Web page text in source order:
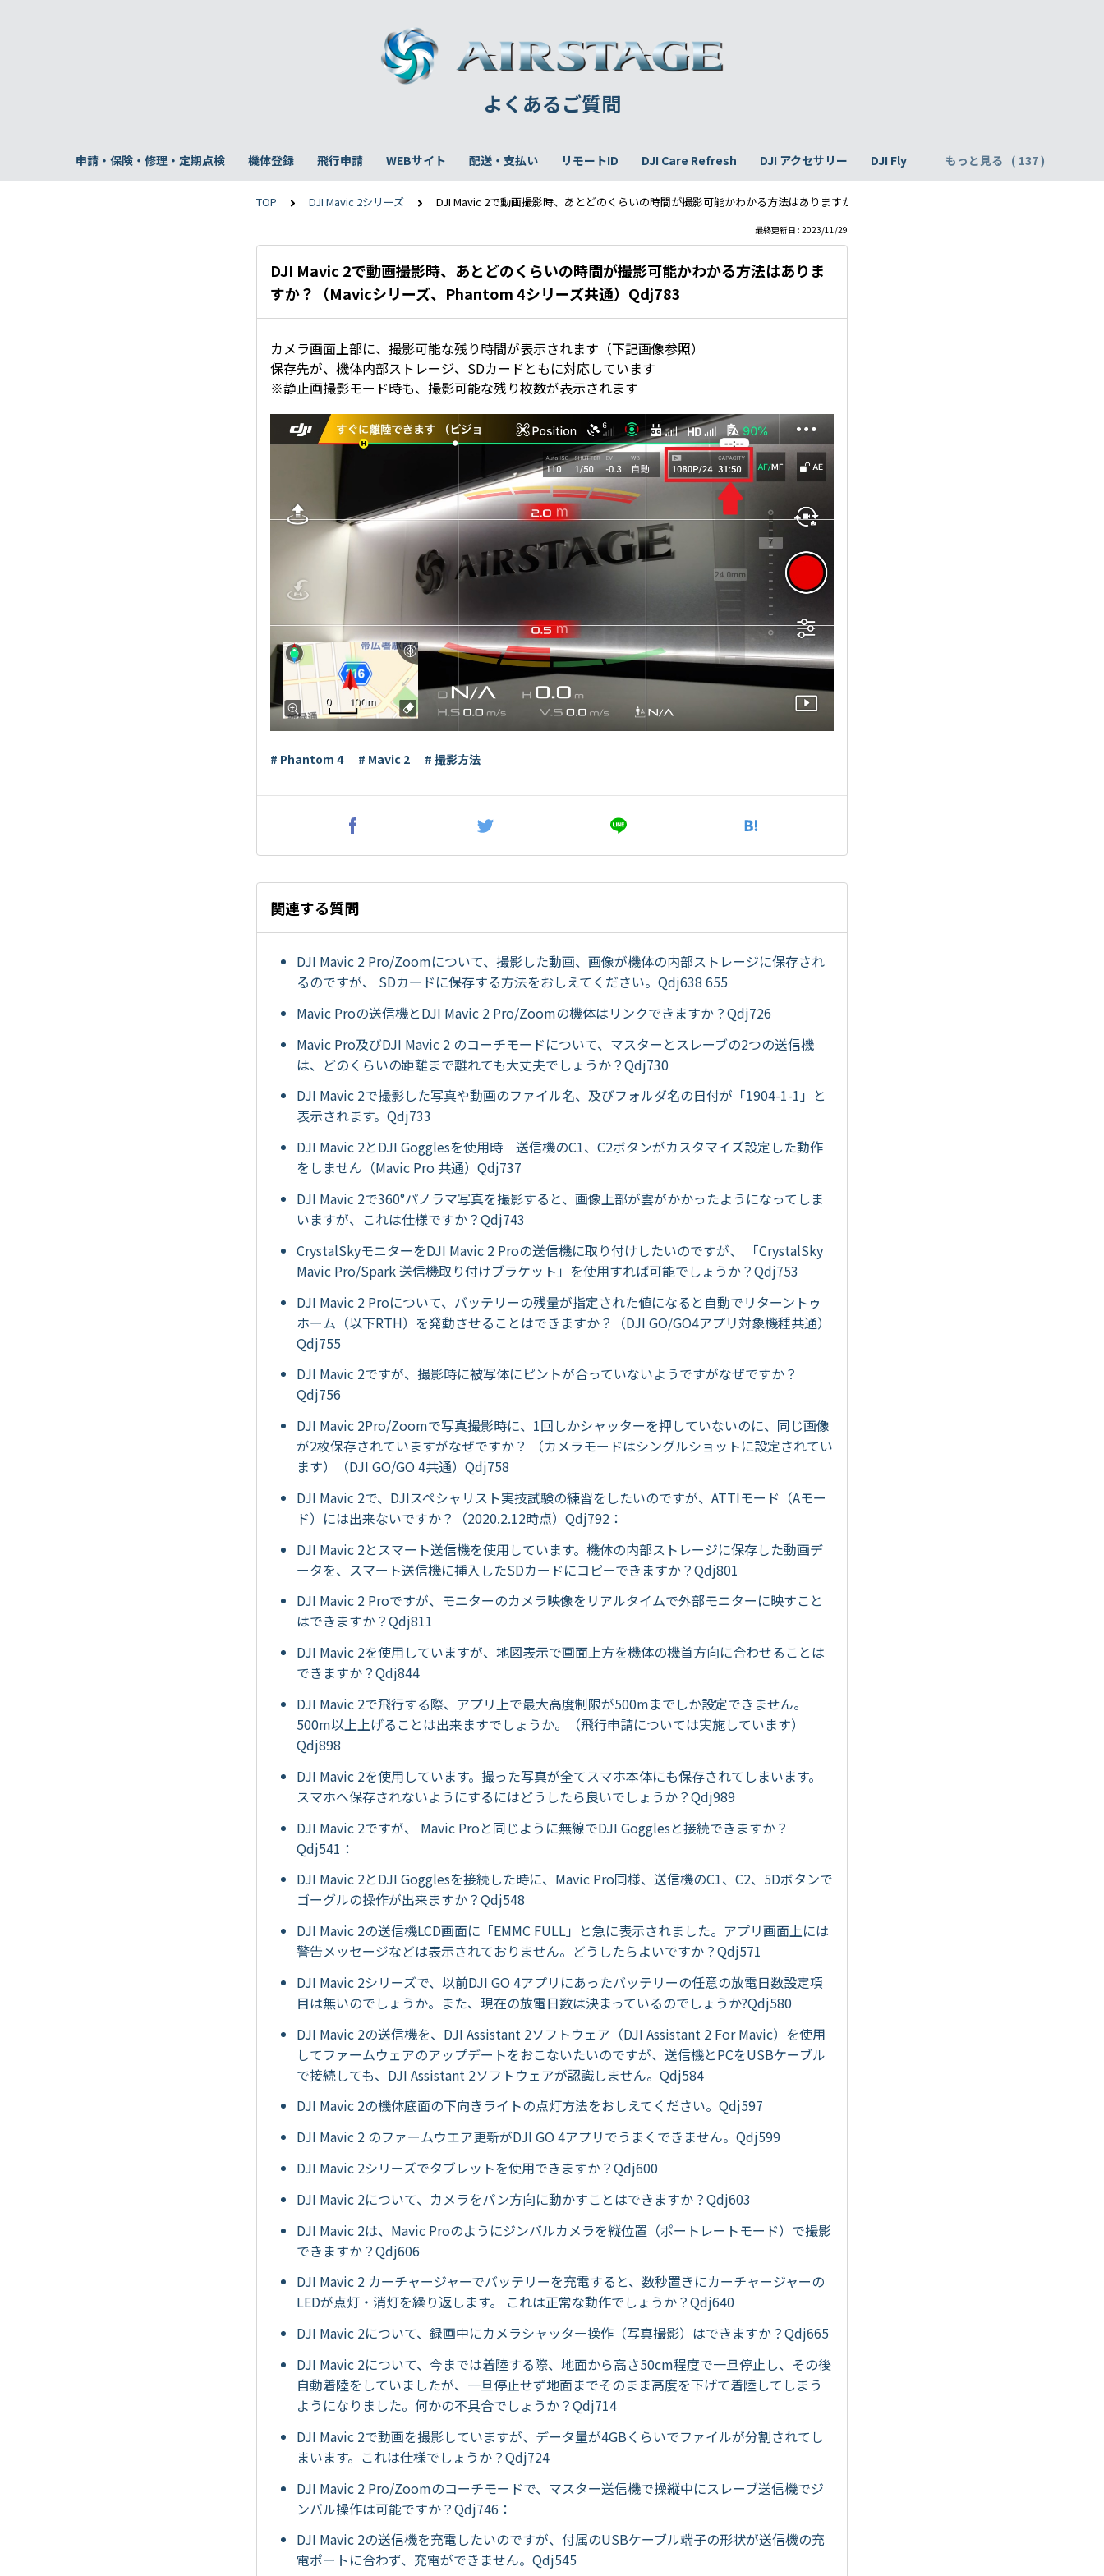
よくあるご質問
申請・保険・修理・定期点検 機体登録 飛行申請 WEBサイト 配送・支払い リモートID DJI Care Refresh DJI アクセサリー DJI Fly もっと見る
TOP DJI Mavic 2シリーズ DJI Mavic 2で動画撮影時、あとどのくらいの時間が撮影可能かわかる方法はありますか？（Mavicシリーズ、Phantom 4シリーズ共通）
最終更新日 : 2023/11/29
DJI Mavic 2で動画撮影時、あとどのくらいの時間が撮影可能かわかる方法はありま
すか？（Mavicシリーズ、Phantom 4シリーズ共通）Qdj783
カメラ画面上部に、撮影可能な残り時間が表示されます（下記画像参照）
保存先が、機体内部ストレージ、SDカードともに対応しています
※静止画撮影モード時も、撮影可能な残り枚数が表示されます
# Phantom 4 # Mavic 2 # 撮影方法
関連する質問
DJI Mavic 2 Pro/Zoomについて、撮影した動画、画像が機体の内部ストレージに保存され
るのですが、 SDカードに保存する方法をおしえてください。Qdj638 655
Mavic Proの送信機とDJI Mavic 2 Pro/Zoomの機体はリンクできますか？Qdj726
Mavic Pro及びDJI Mavic 2 のコーチモードについて、マスターとスレーブの2つの送信機
は、どのくらいの距離まで離れても大丈夫でしょうか？Qdj730
DJI Mavic 2で撮影した写真や動画のファイル名、及びフォルダ名の日付が「1904-1-1」と
表示されます。Qdj733
DJI Mavic 2とDJI Gogglesを使用時 送信機のC1、C2ボタンがカスタマイズ設定した動作
をしません（Mavic Pro 共通）Qdj737
DJI Mavic 2で360°パノラマ写真を撮影すると、画像上部が雲がかかったようになってしま
いますが、これは仕様ですか？Qdj743
CrystalSkyモニターをDJI Mavic 2 Proの送信機に取り付けしたいのですが、 「CrystalSky
Mavic Pro/Spark 送信機取り付けブラケット」を使用すれば可能でしょうか？Qdj753
DJI Mavic 2 Proについて、バッテリーの残量が指定された値になると自動でリターントゥ
ホーム（以下RTH）を発動させることはできますか？（DJI GO/GO4アプリ対象機種共通）
Qdj755
DJI Mavic 2ですが、撮影時に被写体にピントが合っていないようですがなぜですか？
Qdj756
DJI Mavic 2Pro/Zoomで写真撮影時に、1回しかシャッターを押していないのに、同じ画像
が2枚保存されていますがなぜですか？ （カメラモードはシングルショットに設定されてい
ます）（DJI GO/GO 4共通）Qdj758
DJI Mavic 2で、DJIスペシャリスト実技試験の練習をしたいのですが、ATTIモード（Aモー
ド）には出来ないですか？（2020.2.12時点）Qdj792：
DJI Mavic 2とスマート送信機を使用しています。機体の内部ストレージに保存した動画デ
ータを、スマート送信機に挿入したSDカードにコピーできますか？Qdj801
DJI Mavic 2 Proですが、モニターのカメラ映像をリアルタイムで外部モニターに映すこと
はできますか？Qdj811
DJI Mavic 2を使用していますが、地図表示で画面上方を機体の機首方向に合わせることは
できますか？Qdj844
DJI Mavic 2で飛行する際、アプリ上で最大高度制限が500mまでしか設定できません。
500m以上上げることは出来ますでしょうか。（飛行申請については実施しています）
Qdj898
DJI Mavic 2を使用しています。撮った写真が全てスマホ本体にも保存されてしまいます。
スマホへ保存されないようにするにはどうしたら良いでしょうか？Qdj989
DJI Mavic 2ですが、 Mavic Proと同じように無線でDJI Gogglesと接続できますか？
Qdj541：
DJI Mavic 2とDJI Gogglesを接続した時に、Mavic Pro同様、送信機のC1、C2、5Dボタンで
ゴーグルの操作が出来ますか？Qdj548
DJI Mavic 2の送信機LCD画面に「EMMC FULL」と急に表示されました。アプリ画面上には
警告メッセージなどは表示されておりません。どうしたらよいですか？Qdj571
DJI Mavic 2シリーズで、以前DJI GO 4アプリにあったバッテリーの任意の放電日数設定項
目は無いのでしょうか。また、現在の放電日数は決まっているのでしょうか?Qdj580
DJI Mavic 2の送信機を、DJI Assistant 2ソフトウェア（DJI Assistant 2 For Mavic）を使用
してファームウェアのアップデートをおこないたいのですが、送信機とPCをUSBケーブル
で接続しても、DJI Assistant 2ソフトウェアが認識しません。Qdj584
DJI Mavic 2の機体底面の下向きライトの点灯方法をおしえてください。Qdj597
DJI Mavic 2 のファームウエア更新がDJI GO 4アプリでうまくできません。Qdj599
DJI Mavic 2シリーズでタブレットを使用できますか？Qdj600
DJI Mavic 2について、カメラをパン方向に動かすことはできますか？Qdj603
DJI Mavic 2は、Mavic Proのようにジンバルカメラを縦位置（ポートレートモード）で撮影
できますか？Qdj606
DJI Mavic 2 カーチャージャーでバッテリーを充電すると、数秒置きにカーチャージャーの
LEDが点灯・消灯を繰り返します。 これは正常な動作でしょうか？Qdj640
DJI Mavic 2について、録画中にカメラシャッター操作（写真撮影）はできますか？Qdj665
DJI Mavic 2について、今までは着陸する際、地面から高さ50cm程度で一旦停止し、その後
自動着陸をしていましたが、一旦停止せず地面までそのまま高度を下げて着陸してしまう
ようになりました。何かの不具合でしょうか？Qdj714
DJI Mavic 2で動画を撮影していますが、データ量が4GBくらいでファイルが分割されてし
まいます。これは仕様でしょうか？Qdj724
DJI Mavic 2 Pro/Zoomのコーチモードで、マスター送信機で操縦中にスレーブ送信機でジ
ンバル操作は可能ですか？Qdj746：
DJI Mavic 2の送信機を充電したいのですが、付属のUSBケーブル端子の形状が送信機の充
電ポートに合わず、充電ができません。Qdj545